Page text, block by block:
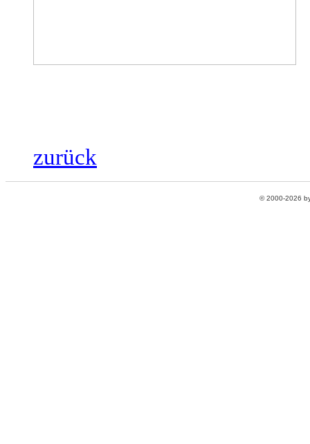
zurück
© 2000-2026